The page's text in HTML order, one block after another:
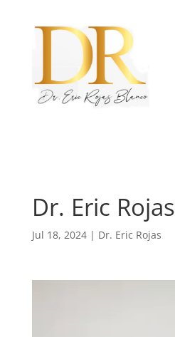
Dr. Eric Rojas
Jul 18, 2024| Dr. Eric Rojas